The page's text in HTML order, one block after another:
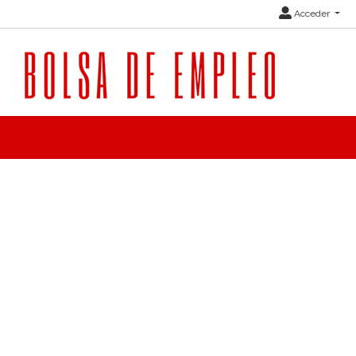
Acceder